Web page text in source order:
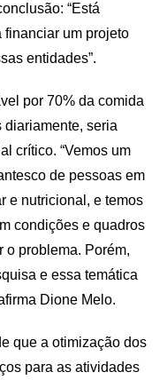
“Está
financiar um projeto
entidades”.
por 70% da comida
diariamente, seria
crítico. “Vemos um
de pessoas em
e nutricional, e temos
condições e quadros
o problema. Porém,
e essa temática
Dione Melo.
que a otimização dos
para as atividades